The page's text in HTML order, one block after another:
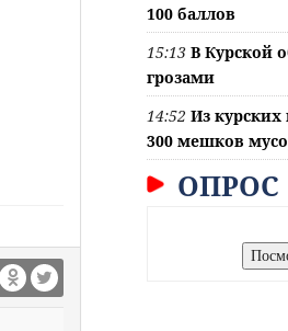
100 баллов
15:13 В Курской
грозами
14:52 Из курских
300 мешков
ОПРОС